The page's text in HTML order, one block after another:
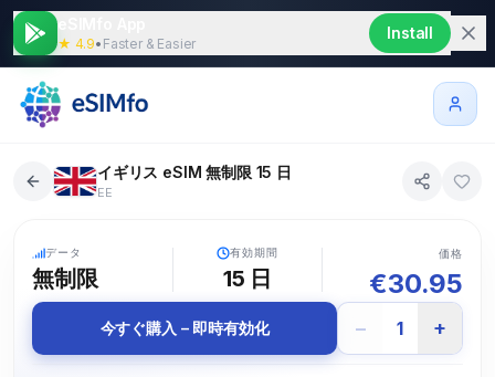
★ 4.9• Faster & Easier
Install
イギリス eSIM 無制限 15 日
EE
データ
無制限
有効期間
15 日
価格
€30.95
今すぐ購入 – 即時有効化 − 1 +